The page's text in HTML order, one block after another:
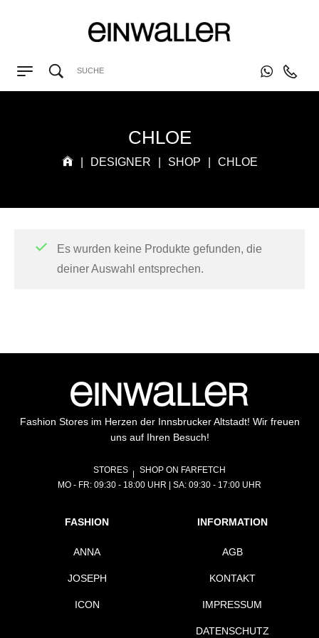
CHLOE
DESIGNER SHOP CHLOE
Es wurden keine Produkte gefunden, die
deiner Auswahl entsprechen.
Fashion Stores im Herzen der Innsbrucker Altstadt! Wir freuen
uns auf Ihren Besuch!
STORES
SHOP ON FARFETCH
MO - FR: 09:30 - 18:00 UHR | SA: 09:30 - 17:00 UHR
FASHION
ANNA
JOSEPH
ICON
INFORMATION
AGB
KONTAKT
IMPRESSUM
DATENSCHUTZ